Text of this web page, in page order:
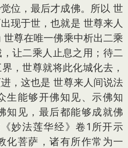
位，最后才成佛。所以 世
现于世，也就是 世尊来人
尊在唯一佛乘中析出二乘
让二乘人止息之用；待二
，世尊就将此化城化去，
，这也是 世尊来人间说法
生能够开佛知见、示佛知
知见，最后都能够成就佛
妙法莲华经》卷1所开示
化菩萨，诸有所作常为一